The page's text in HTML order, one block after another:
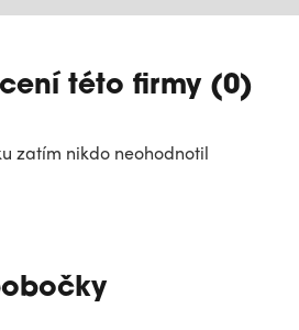
této firmy (0)
zatím nikdo neohodnotil